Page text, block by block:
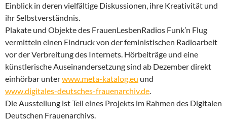
Einblick in deren vielfältige Diskussionen, ihre Kreativität und
ihr Selbstverständnis.
Plakate und Objekte des FrauenLesbenRadios Funk’n Flug
vermitteln einen Eindruck von der feministischen Radioarbeit
vor der Verbreitung des Internets. Hörbeiträge und eine
künstlerische Auseinandersetzung sind ab Dezember direkt
einhörbar unterwww.meta-katalog.eu und
www.digitales-deutsches-frauenarchiv.de.
Die Ausstellung ist Teil eines Projekts im Rahmen des Digitalen
Deutschen Frauenarchivs.